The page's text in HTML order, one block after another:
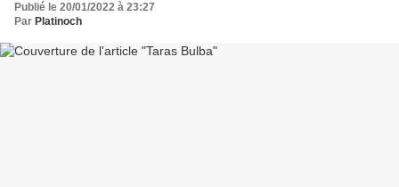
Publié le 20/01/2022 à 23:27
Par Platinoch